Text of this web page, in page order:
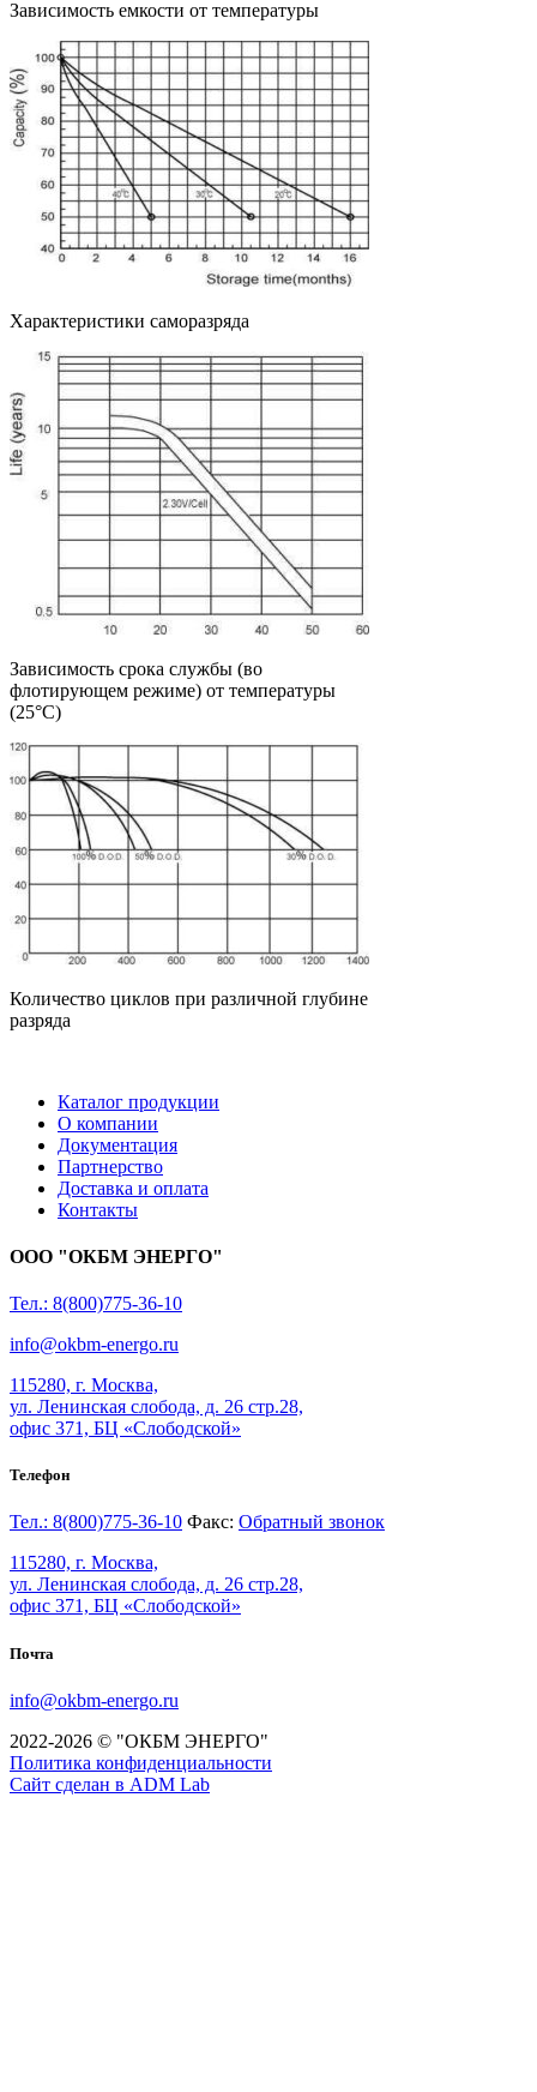
Зависимость емкости от температуры
Характеристики саморазряда
Зависимость срока службы (во
флотирующем режиме) от температуры
(25°C)
Количество циклов при различной глубине
разряда
Каталог продукции
О компании
Документация
Партнерство
Доставка и оплата
Контакты
ООО "ОКБМ ЭНЕРГО"
Тел.: 8(800)775-36-10
info@okbm-energo.ru
115280, г. Москва,
ул. Ленинская слобода, д. 26 стр.28,
офис 371, БЦ «Слободской»
Телефон
Тел.: 8(800)775-36-10 Факс: Обратный звонок
115280, г. Москва,
ул. Ленинская слобода, д. 26 стр.28,
офис 371, БЦ «Слободской»
Почта
info@okbm-energo.ru
2022-2026 © "ОКБМ ЭНЕРГО"
Политика конфиденциальности
Сайт сделан в ADM Lab